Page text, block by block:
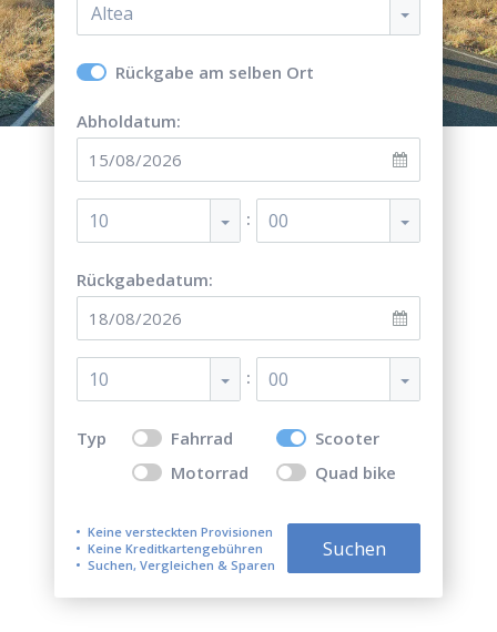
Altea
Rückgabe am selben Ort
Abholdatum:
10 : 00
Rückgabedatum:
10 : 00
Typ Fahrrad
Scooter
Motorrad
Quad bike
Keine versteckten Provisionen
Keine Kreditkartengebühren
Suchen, Vergleichen & Sparen
Suchen